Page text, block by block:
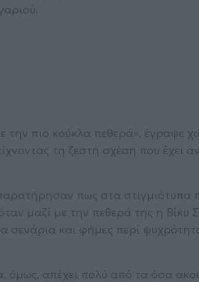
την πιο κούκλα πεθερά», έγραψε
τη ζεστή σχέση που έχει
πως στα στιγμιότυπα
μαζί με την πεθερά της η
σενάρια και φήμες περί
όμως, απέχει πολύ από τα όσα